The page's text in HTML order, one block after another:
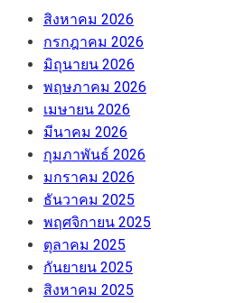
สิงหาคม 2026
กรกฎาคม 2026
มิถุนายน 2026
พฤษภาคม 2026
เมษายน 2026
มีนาคม 2026
กุมภาพันธ์ 2026
มกราคม 2026
ธันวาคม 2025
พฤศจิกายน 2025
ตุลาคม 2025
กันยายน 2025
สิงหาคม 2025